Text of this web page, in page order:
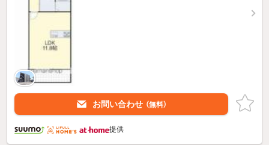
お問い合わせ （無料）
提供